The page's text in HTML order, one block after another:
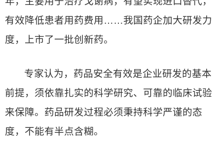
有效降低患者用药费用……我国药企加大研发力
度，上市了一批创新药。
专家认为，药品安全有效是企业研发的基本
前提，须依靠扎实的科学研究、可靠的临床试验
来保障。药品研发过程必须秉持科学严谨的态
度，不能有半点含糊。